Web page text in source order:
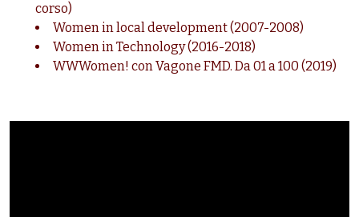
corso)
Women in local development (2007-2008)
Women in Technology (2016-2018)
WWWomen! con Vagone FMD. Da 01 a 100 (2019)